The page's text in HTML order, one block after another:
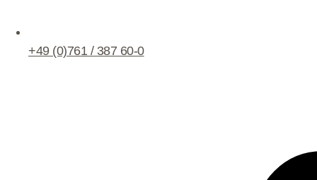
+49 (0)761 / 387 60-0